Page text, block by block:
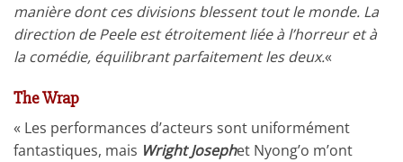
manière dont ces divisions blessent tout le monde. La
direction de Peele est étroitement liée à l’horreur et à
la comédie, équilibrant parfaitement les deux.«
The Wrap
« Les performances d’acteurs sont uniformément
fantastiques, mais Wright Josephet Nyong’o m’ont